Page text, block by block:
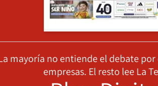
mayoría no entiende el debate
empresas. El resto lee La